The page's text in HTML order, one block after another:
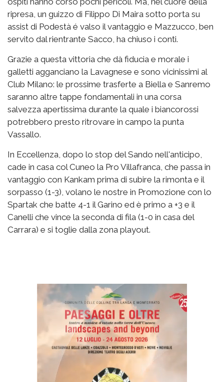
ripresa, un guizzo di Filippo Di Maira sotto porta su
assist di Podestà é valso il vantaggio e Mazzucco, ben
servito dal rientrante Sacco, ha chiuso i conti.
Grazie a questa vittoria che dà fiducia e morale i
galletti agganciano la Lavagnese e sono vicinissimi al
Club Milano: le prossime trasferte a Biella e Sanremo
saranno altre tappe fondamentali in una corsa
salvezza apertissima durante la quale i biancorossi
potrebbero presto ritrovare in campo la punta
Vassallo.
In Eccellenza, dopo lo stop del Sando nell'anticipo,
cade in casa col Cuneo la Pro Villafranca, che passa in
vantaggio con Kankam prima di subire la rimonta e il
sorpasso (1-3), volano le nostre in Promozione con lo
Spartak che batte 4-1 il Garino ed è primo a +3 e il
Canelli che vince la seconda di fila (1-0 in casa del
Carrara) e si toglie dalla zona playout.